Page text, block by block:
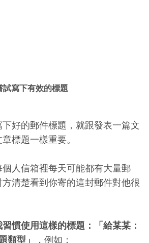
試寫下有效的標題
好的郵件標題，就跟發表一篇文
標題一樣重要。
個人信箱裡每天可能都有大量郵
清楚看到你寄的這封郵件對他很
習慣使用這樣的標題：「給某某：
類型」
，例如：